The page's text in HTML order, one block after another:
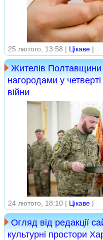
25 лютого, 13:58 | Цікаве |
Жителів Полтавщини
нагородами у
війни
24 лютого, 18:10 | Цікаве |
Огляд від редакції
культурні простори